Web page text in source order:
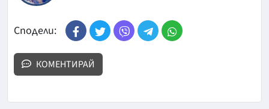
Сподели:
КОМЕНТИРАЙ